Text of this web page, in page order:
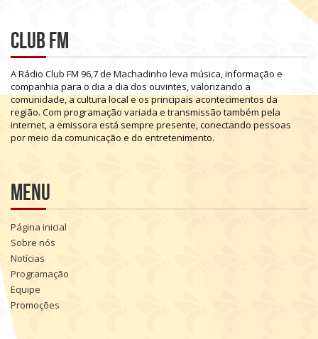
Club FM
ARádio Club FM 96,7de Machadinho leva música, informação e
companhia para o dia a dia dos ouvintes, valorizando a
comunidade,aculturalocaleosprincipaisacontecimentosda
região. Com programação variada e transmissão também pela
internet, a emissora está sempre presente, conectando pessoas
pormeio da comunicação e do entretenimento.
Menu
Página inicial
Sobre nós
Notícias
Programação
Equipe
Promoções